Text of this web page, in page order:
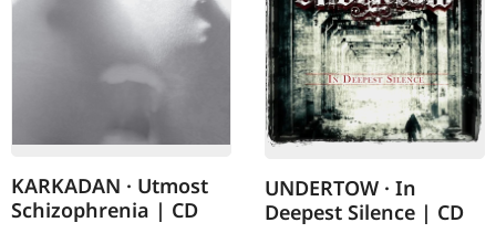
KARKADAN · Utmost
Schizophrenia | CD
UNDERTOW · In
Deepest Silence | CD